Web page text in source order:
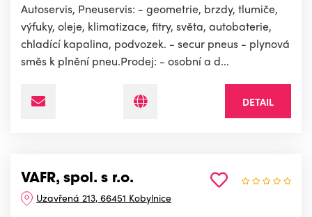
Autoservis, Pneuservis: - geometrie, brzdy, tlumiče,
výfuky, oleje, klimatizace, fitry, světa, autobaterie,
chladící kapalina, podvozek. - secur pneus - plynová
směs k plnění pneu.Prodej: - osobní a d...
DETAIL
VAFR, spol. s r.o.
Uzavřená 213, 66451 Kobylnice